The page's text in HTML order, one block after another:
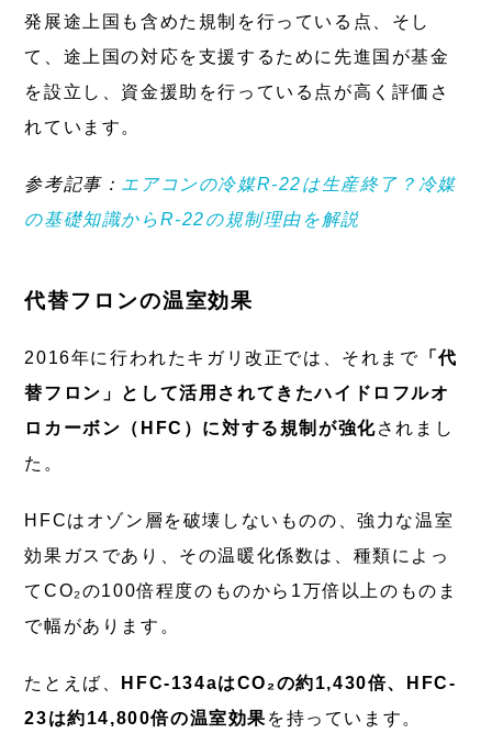
発展途上国も含めた規制を行っている点、そし
て、途上国の対応を支援するために先進国が基金
を設立し、資金援助を行っている点が高く評価さ
れています。
参考記事： エアコンの冷媒R-22は生産終了？冷媒
の基礎知識からR-22の規制理由を解説
代替フロンの温室効果
2016年に行われたキガリ改正では、それまで 「代
替フロン」として活用されてきたハイドロフルオ
ロカーボン（HFC）に対する規制が強化されまし
た。
HFCはオゾン層を破壊しないものの、強力な温室
効果ガスであり、その温暖化係数は、種類によっ
てCO₂の100倍程度のものから1万倍以上のものま
で幅があります。
たとえば、
HFC-134aはCO₂の約1,430倍、HFC-
23は約14,800倍の温室効果 を持っています。